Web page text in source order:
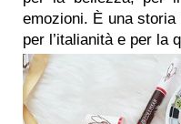
emozioni. È una storia
per l’italianità e per la